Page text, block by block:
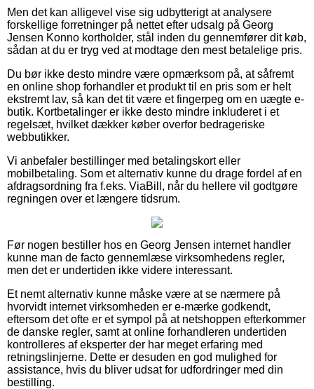
Men det kan alligevel vise sig udbytterigt at analysere
forskellige forretninger på nettet efter udsalg på Georg
Jensen Konno kortholder, stål inden du gennemfører dit køb,
sådan at du er tryg ved at modtage den mest betalelige pris.
Du bør ikke desto mindre være opmærksom på, at såfremt
en online shop forhandler et produkt til en pris som er helt
ekstremt lav, så kan det tit være et fingerpeg om en uægte e-
butik. Kortbetalinger er ikke desto mindre inkluderet i et
regelsæt, hvilket dækker køber overfor bedrageriske
webbutikker.
Vi anbefaler bestillinger med betalingskort eller
mobilbetaling. Som et alternativ kunne du drage fordel af en
afdragsordning fra f.eks. ViaBill, når du hellere vil godtgøre
regningen over et længere tidsrum.
Før nogen bestiller hos en Georg Jensen internet handler
kunne man de facto gennemlæse virksomhedens regler,
men det er undertiden ikke videre interessant.
Et nemt alternativ kunne måske være at se nærmere på
hvorvidt internet virksomheden er e-mærke godkendt,
eftersom det ofte er et sympol på at netshoppen efterkommer
de danske regler, samt at online forhandleren undertiden
kontrolleres af eksperter der har meget erfaring med
retningslinjerne. Dette er desuden en god mulighed for
assistance, hvis du bliver udsat for udfordringer med din
bestilling.